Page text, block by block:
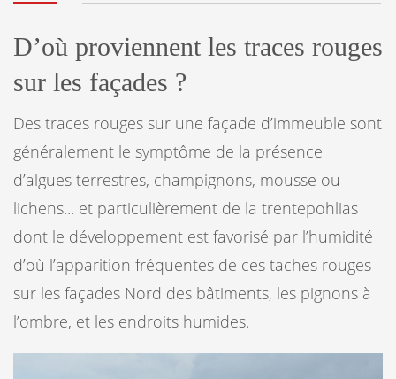
D’où proviennent les traces rouges
sur les façades ?
Des traces rouges sur une façade d’immeuble sont
généralement le symptôme de la présence
d’algues terrestres, champignons, mousse ou
lichens... et particulièrement de la trentepohlias
dont le développement est favorisé par l’humidité
d’où l’apparition fréquentes de ces taches rouges
sur les façades Nord des bâtiments, les pignons à
l’ombre, et les endroits humides.